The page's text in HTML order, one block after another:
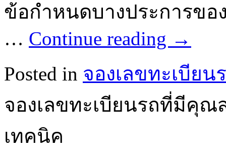
ข้อกำหนดบางประการขอ
… Continue reading →
Posted in จองเลขทะเบียน
จองเลขทะเบียนรถที่มีคุ
เทคนิค